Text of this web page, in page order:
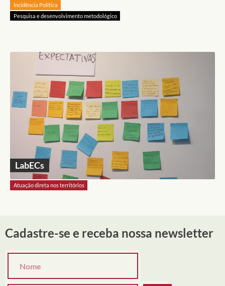
Incidência Política
Pesquisa e desenvolvimento metodológico
LabECs
Atuação direta nos territórios
Cadastre-se e receba nossa newsletter